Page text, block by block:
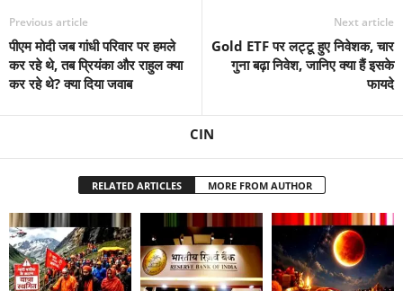
Previous article
पीएम मोदी जब गांधी पर‍िवार पर हमले
कर रहे थे, तब प्र‍ियंका और राहुल क्‍या
कर रहे थे? क्‍या द‍िया जवाब
Next article
Gold ETF पर लट्टू हुए निवेशक, चार
गुना बढ़ा निवेश, जानिए क्या हैं इसके
फायदे
CIN
RELATED ARTICLES MORE FROM AUTHOR